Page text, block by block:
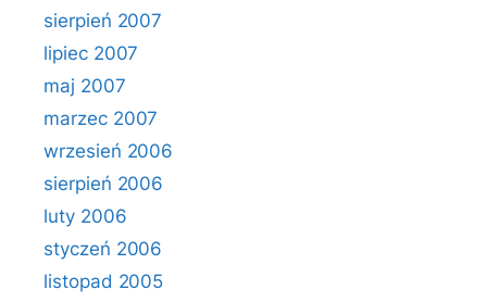
sierpień 2007
lipiec 2007
maj 2007
marzec 2007
wrzesień 2006
sierpień 2006
luty 2006
styczeń 2006
listopad 2005